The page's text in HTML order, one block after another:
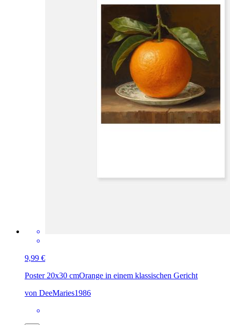
9,99 €
Poster 20x30 cmOrange in einem klassischen Gericht
von DeeMaries1986